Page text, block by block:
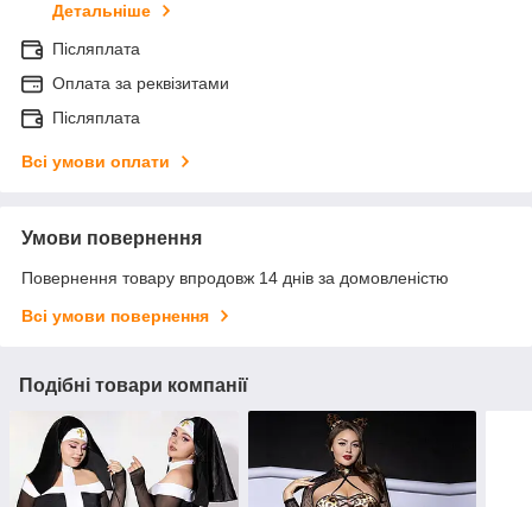
Детальніше
Післяплата
Оплата за реквізитами
Післяплата
Всі умови оплати
Умови повернення
Повернення товару впродовж 14 днів за домовленістю
Всі умови повернення
Подібні товари компанії